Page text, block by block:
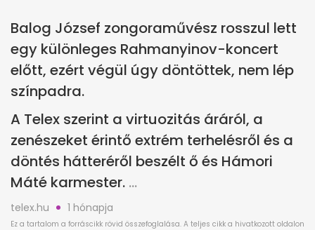
Balog József zongoraművész rosszul lett
egy különleges Rahmanyinov-koncert
előtt, ezért végül úgy döntöttek, nem lép
színpadra.
A Telex szerint a virtuozitás áráról, a
zenészeket érintő extrém terhelésről és a
döntés hátteréről beszélt ő és Hámori
Máté karmester.
telex.hu 1 hónapja